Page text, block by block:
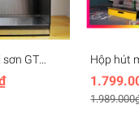
GT
curtain box
Hộp hút
nước
SPRAY
BJD